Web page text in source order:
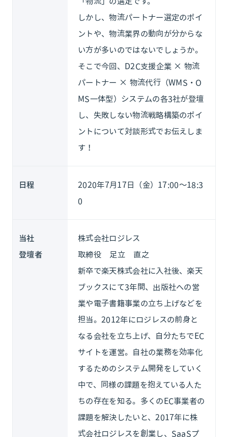
しかし、物流パートナー選定のポイ
ントや、物流業界の動向が分からな
い方が多いのではないでしょうか。
そこで今回、D2C支援企業 × 物流
パートナー × 物流代行（WMS・O
MS一体型）システムの各3社が登壇
し、失敗しない物流戦略構築のポイ
ントについて対談形式でお伝えしま
す！
日程
2020年7月17日（金）17:00～18:3
0
当社
登壇者
株式会社ロジレス
取締役 足立 直之
新卒で楽天株式会社に入社後、楽天
ブックスにて3年間、出版社への営
業や電子書籍事業の立ち上げなどを
担当。2012年にロジレスの前身と
なる会社を立ち上げ、自分たちでEC
サイトを運営。自社の業務を効率化
するためのシステム開発をしていく
中で、同様の課題を抱えている人た
ちの存在を知る。多くのEC事業者の
課題を解決したいと、2017年に株
式会社ロジレスを創業し、SaaSプ